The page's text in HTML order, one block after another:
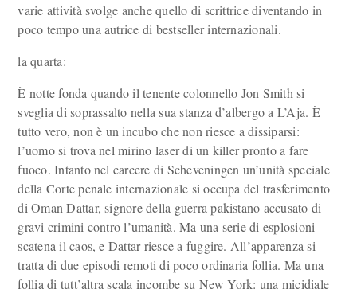
varie attività svolge anche quello di scrittrice diventando in
poco tempo una autrice di bestseller internazionali.
la quarta:
È notte fonda quando il tenente colonnello Jon Smith si
sveglia di soprassalto nella sua stanza d’albergo a L’Aja. È
tutto vero, non è un incubo che non riesce a dissiparsi:
l’uomo si trova nel mirino laser di un killer pronto a fare
fuoco. Intanto nel carcere di Scheveningen un’unità speciale
della Corte penale internazionale si occupa del trasferimento
di Oman Dattar, signore della guerra pakistano accusato di
gravi crimini contro l’umanità. Ma una serie di esplosioni
scatena il caos, e Dattar riesce a fuggire. All’apparenza si
tratta di due episodi remoti di poco ordinaria follia. Ma una
follia di tutt’altra scala incombe su New York: una micidiale